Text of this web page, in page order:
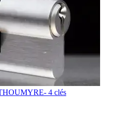
4 clés